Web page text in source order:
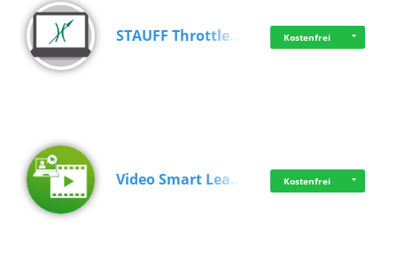
STAUFF Throttle… Kostenfrei
Video Smart Lea… Kostenfrei